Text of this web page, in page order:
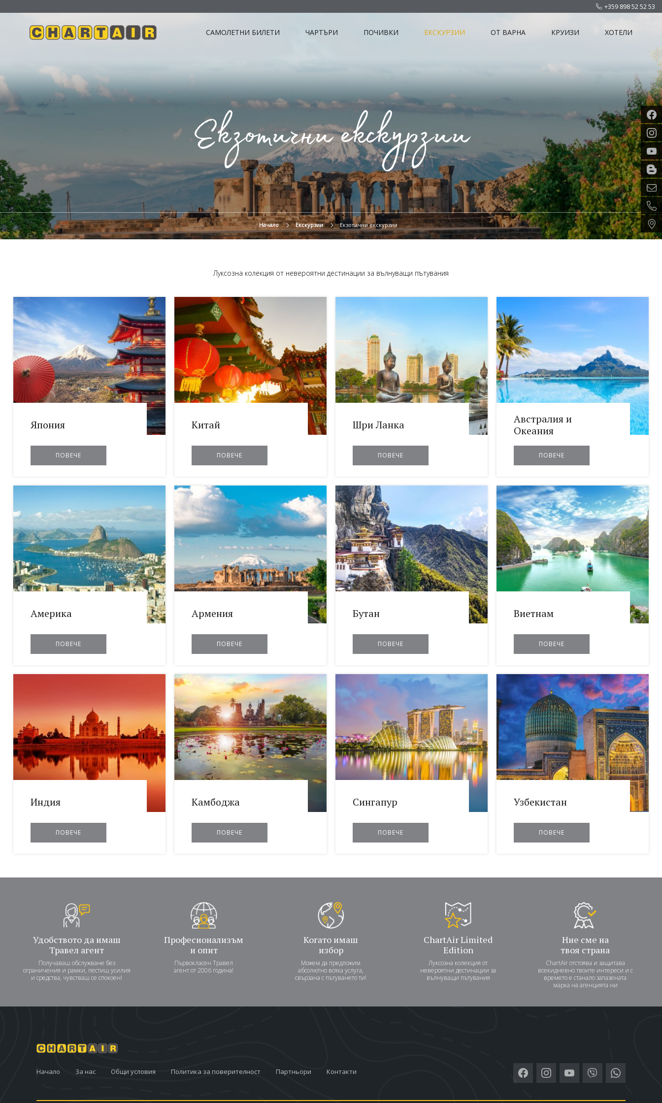
+359 898 52 52 53
САМОЛЕТНИ БИЛЕТИ ЧАРТЪРИ ПОЧИВКИ ЕКСКУРЗИИ ОТ ВАРНА КРУИЗИ ХОТЕЛИ
Екзотични екскурзии
Начало Екскурзии Екзотични екскурзии
Луксозна колекция от невероятни дестинации за вълнуващи пътувания
Япония
ПОВЕЧЕ
Китай
ПОВЕЧЕ
Шри Ланка
ПОВЕЧЕ
Австралия и
Океания
ПОВЕЧЕ
Америка
ПОВЕЧЕ
Армения
ПОВЕЧЕ
Бутан
ПОВЕЧЕ
Виетнам
ПОВЕЧЕ
Индия
ПОВЕЧЕ
Камбоджа
ПОВЕЧЕ
Сингапур
ПОВЕЧЕ
Узбекистан
ПОВЕЧЕ
Удобството да имаш
Травел агент
Получаваш обслужване без
ограничения и рамки, пестиш усилия
и средства, чувстваш се спокоен!
Професионализъм
и опит
Първокласен Травел
агент от 2006 година!
Когато имаш
избор
Можем да предложим
абсолютно всяка услуга,
свързана с пътуването ти!
ChartAir Limited
Edition
Луксозна колекция от
невероятни дестинации за
вълнуващи пътувания
Ние сме на
твоя страна
ChartAir отстоява и защитава
всекидневно твоите интереси и с
времето е станало запазената
марка на агенцията ни
Начало За нас Общи условия Политика за поверителност Партньори Контакти